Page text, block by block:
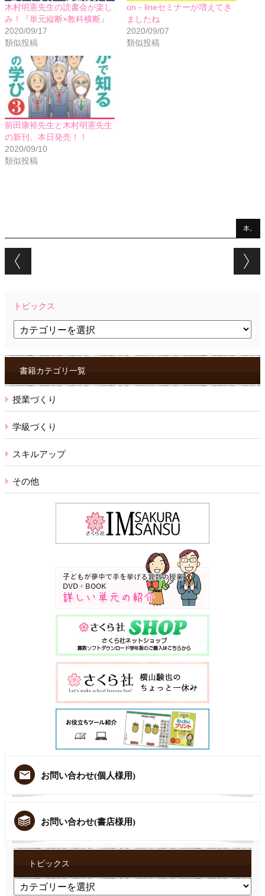
木村明憲先生の読書会が楽し
み！『単元縦断×教科横断』
2020/09/17
類似投稿
on－lineセミナーが増えてき
ましたね
2020/09/07
類似投稿
前田康裕先生と木村明憲先生
の新刊、本日発売！！
2020/09/10
類似投稿
本,
Post navigation
トピックス
ク
ス書籍カテゴリ一覧
授業づくり
学級づくり
スキルアップ
その他
お問い合わせ(個人様用)
お問い合わせ(書店様用)
トピックス
ト